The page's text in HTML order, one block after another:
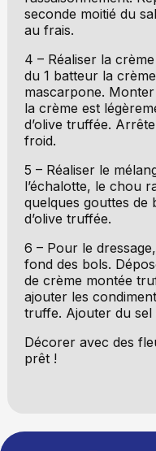
seconde moitié du
au frais.
4 – Réaliser la
du 1 batteur la
mascarpone.
la crème est
d’olive truffée.
froid.
5 – Réaliser le
l’échalotte, le chou
quelques gouttes de
d’olive truffée.
6 – Pour le
fond des bols.
de crème montée
ajouter les
truffe. Ajouter du sel
Décorer avec des
prêt !